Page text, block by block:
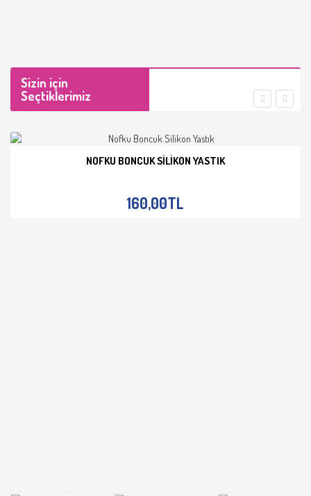
Sizin için
Seçtiklerimiz
NOFKU BONCUK SILIKON YASTIK
160,00TL